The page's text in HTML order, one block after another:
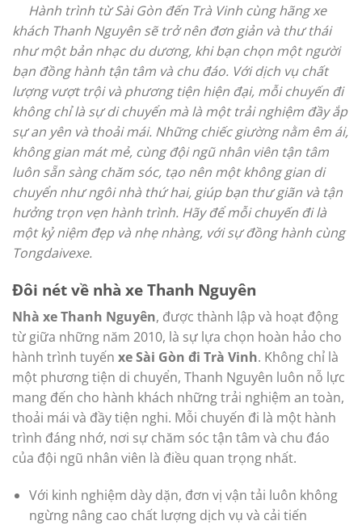
Hành trình từ Sài Gòn đến Trà Vinh cùng hãng xe
khách Thanh Nguyên sẽ trở nên đơn giản và thư thái
như một bản nhạc du dương, khi bạn chọn một người
bạn đồng hành tận tâm và chu đáo. Với dịch vụ chất
lượng vượt trội và phương tiện hiện đại, mỗi chuyến đi
không chỉ là sự di chuyển mà là một trải nghiệm đầy ắp
sự an yên và thoải mái. Những chiếc giường nằm êm ái,
không gian mát mẻ, cùng đội ngũ nhân viên tận tâm
luôn sẵn sàng chăm sóc, tạo nên một không gian di
chuyển như ngôi nhà thứ hai, giúp bạn thư giãn và tận
hưởng trọn vẹn hành trình. Hãy để mỗi chuyến đi là
một kỷ niệm đẹp và nhẹ nhàng, với sự đồng hành cùng
Tongdaivexe.
Đôi nét về nhà xe Thanh Nguyên
Nhà xe Thanh Nguyên, được thành lập và hoạt động
từ giữa những năm 2010, là sự lựa chọn hoàn hảo cho
hành trình tuyến xe Sài Gòn đi Trà Vinh. Không chỉ là
một phương tiện di chuyển, Thanh Nguyên luôn nỗ lực
mang đến cho hành khách những trải nghiệm an toàn,
thoải mái và đầy tiện nghi. Mỗi chuyến đi là một hành
trình đáng nhớ, nơi sự chăm sóc tận tâm và chu đáo
của đội ngũ nhân viên là điều quan trọng nhất.
Với kinh nghiệm dày dặn, đơn vị vận tải luôn không
ngừng nâng cao chất lượng dịch vụ và cải tiến